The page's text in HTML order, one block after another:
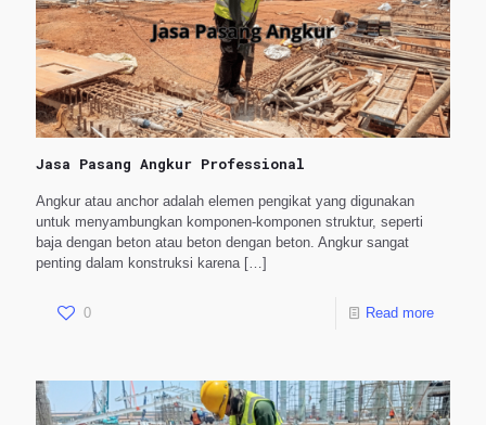
Jasa Pasang Angkur Professional
Angkur atau anchor adalah elemen pengikat yang digunakan
untuk menyambungkan komponen-komponen struktur, seperti
baja dengan beton atau beton dengan beton. Angkur sangat
penting dalam konstruksi karena[…]
0 Read more